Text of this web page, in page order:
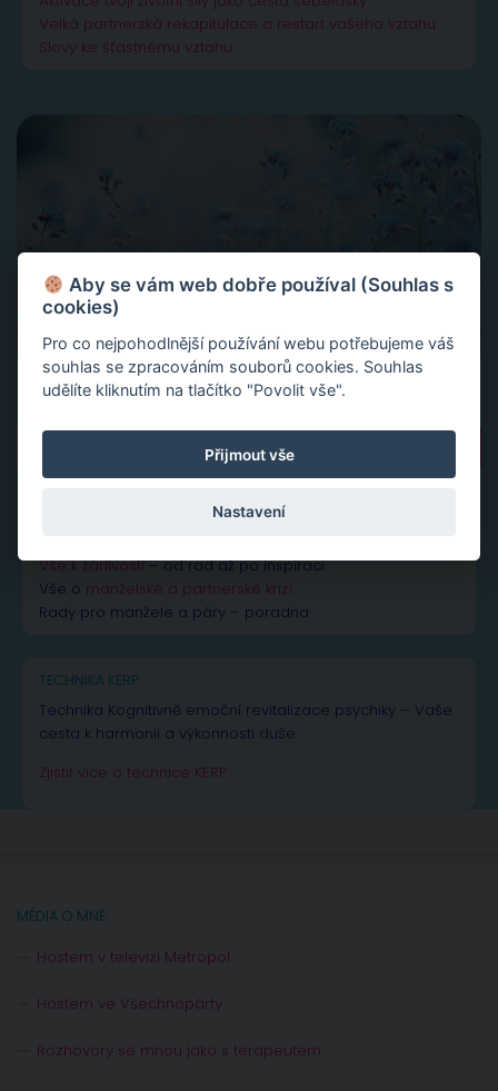
Velká partnerská rekapitulace a restart vašeho vztahu
Slovy ke šťastnému vztahu
Vyhledávání
Vše k žárlivosti– od rad až po inspiraci
Vše o manželské a partnerské krizi
Rady pro manžele a páry – poradna
TECHNIKA KERP
Technika Kognitivně emoční revitalizace psychiky – Vaše
cesta k harmonii a výkonnosti duše.
Zjistit více o technice KERP
MÉDIA O MNĚ
Hostem v televizi Metropol
Hostem ve Všechnopárty
Rozhovory se mnou jako s terapeutem
Aby se vám web dobře používal (Souhlas s
cookies)
Pro co nejpohodlnější používání webu potřebujeme váš
souhlas se zpracováním souborů cookies. Souhlas
udělíte kliknutím na tlačítko "Povolit vše".
Přijmout vše
Nastavení